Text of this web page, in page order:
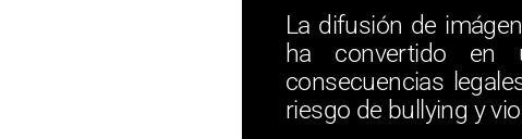
La difusión de
ha convertido en
consecuencias
riesgo de bullying y